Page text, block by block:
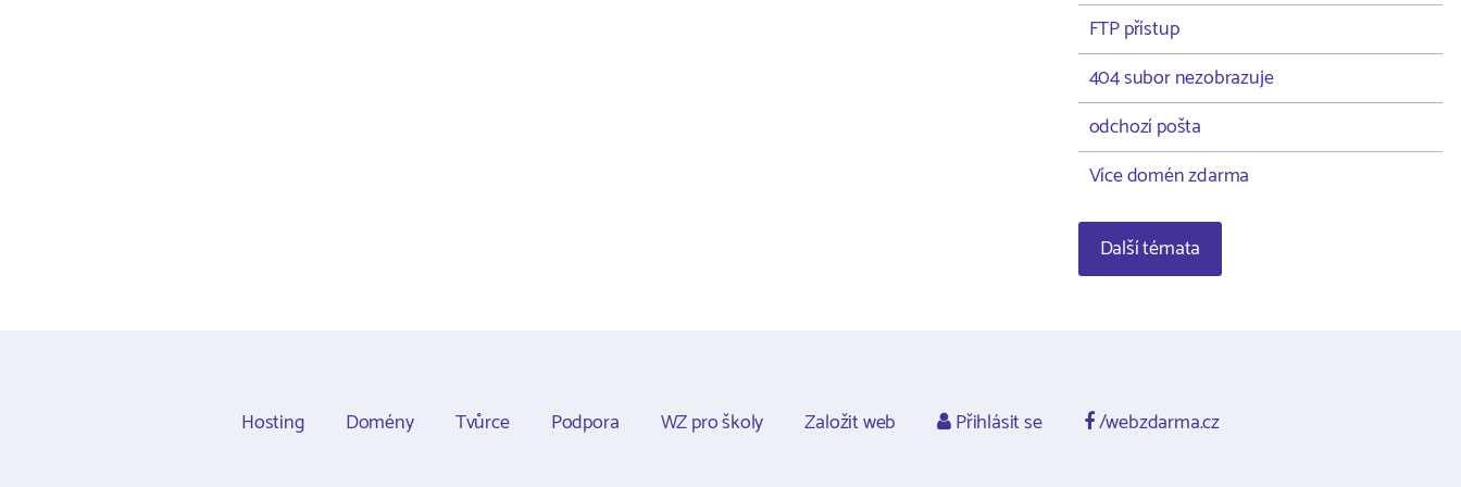
FTP přístup
404 subor nezobrazuje
odchozí pošta
Více domén zdarma
Další témata
Hosting Domény Tvůrce Podpora WZ pro školy Založit web Přihlásit se /webzdarma.cz